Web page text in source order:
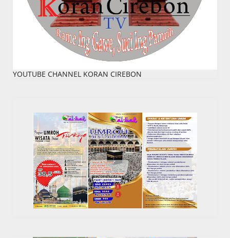
YOUTUBE CHANNEL KORAN CIREBON